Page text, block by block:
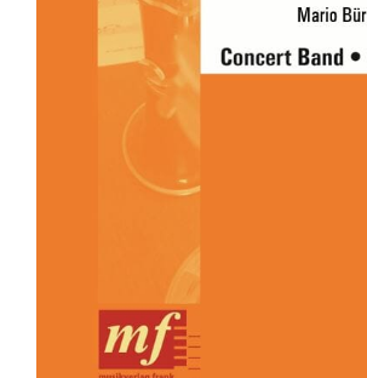
DR WAHLEDÖRFLER
Concert Band